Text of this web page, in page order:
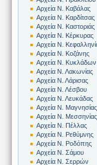
Αρχεία Ν. Καβάλας
Αρχεία Ν. Καρδίτσας
Αρχεία Ν. Καστοριάς
Αρχεία Ν. Κέρκυρας
Αρχεία Ν.
Αρχεία Ν. Κοζάνης
Αρχεία Ν. Κυκλάδων
Αρχεία Ν. Λακωνίας
Αρχεία Ν. Λάρισας
Αρχεία Ν. Λέσβου
Αρχεία Ν. Λευκάδας
Αρχεία Ν. Μαγνησίας
Αρχεία Ν. Μεσσηνίας
Αρχεία Ν. Πέλλας
Αρχεία Ν. Ρεθύμνης
Αρχεία Ν. Ροδόπης
Αρχεία Ν. Σάμου
Αρχεία Ν. Σερρών